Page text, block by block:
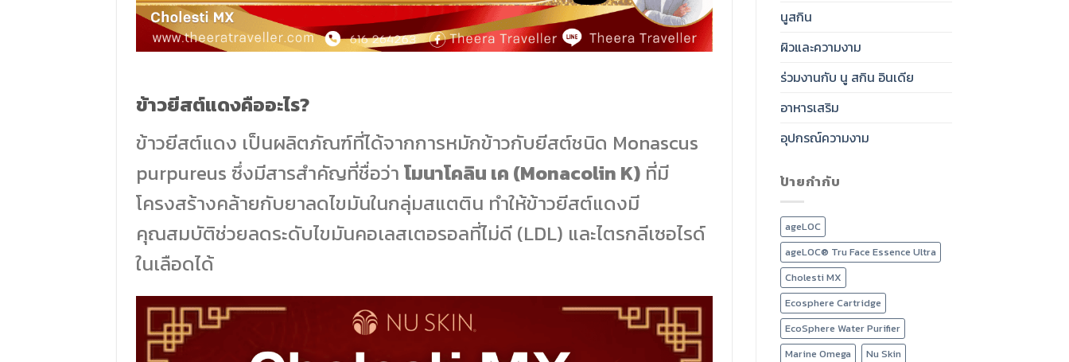
ข้าวยีสต์แดงคืออะไร?
ข้าวยีสต์แดง เป็นผลิตภัณฑ์ที่ได้จากการหมักข้าวกับยีสต์ชนิด Monascus
purpureus ซึ่งมีสารสำคัญที่ชื่อว่า โมนาโคลิน เค (Monacolin K) ที่มี
โครงสร้างคล้ายกับยาลดไขมันในกลุ่มสแตติน ทำให้ข้าวยีสต์แดงมี
คุณสมบัติช่วยลดระดับไขมันคอเลสเตอรอลที่ไม่ดี (LDL) และไตรกลีเซอไรด์
ในเลือดได้
นูสกิน
ผิวและความงาม
ร่วมงานกับ นู สกิน อินเดีย
อาหารเสริม
อุปกรณ์ความงาม
ป้ายกำกับ
ageLOC
ageLOC® Tru Face Essence Ultra
Cholesti MX
Ecosphere Cartridge
EcoSphere Water Purifier
Marine Omega
Nu Skin